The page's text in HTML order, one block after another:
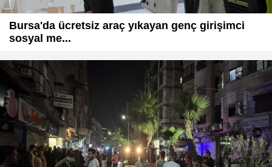
Bursa'da ücretsiz araç yıkayan genç girişimci
sosyal me...